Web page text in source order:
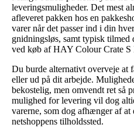
leveringsmuligheder. Det mest
afleveret pakken hos en
varer når det passer ind i din
gnidningsløs, samt typisk tilmed
ved køb af HAY Colour Crate S
Du burde alternativt overveje at
eller ud på dit arbejde.
bekostelig, men omvendt ret så
mulighed for levering vil dog
varerne, som dog afhænger af
netshoppens tilholdssted.